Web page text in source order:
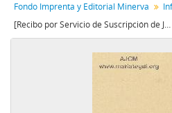
Fondo Imprenta y Editorial Minerva
[Recibo por Servicio de Suscripción de José M. Luján]